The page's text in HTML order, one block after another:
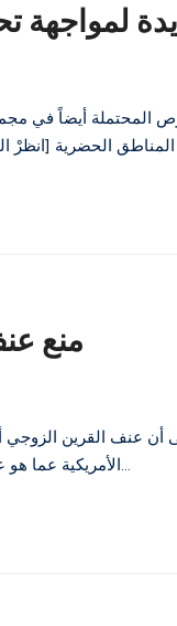
المحتملة أيضاً في
منع
عنف القرين الزوجي
الأمريكية عما هو عليه الحال بين السكان بشكل عام، يواجه اللاجئون والمهاجرون العديد من العوائق…